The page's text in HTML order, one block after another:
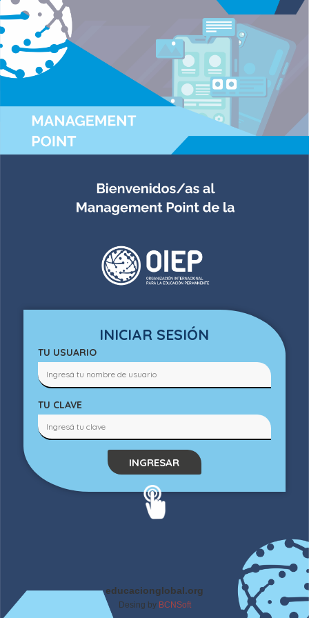
INICIAR SESIÓN
TU USUARIO
TU CLAVE
INGRESAR
educacionglobal.org
Desing by BCNSoft